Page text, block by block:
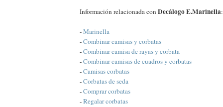
Información relacionada con Decálogo E.Marinella:
-Marinella
-Combinar camisas y corbatas
-Combinar camisa de rayas y corbata
-Combinar camisas de cuadros y corbatas
-Camisas corbatas
-Corbatas de seda
-Comprar corbatas
-Regalar corbatas